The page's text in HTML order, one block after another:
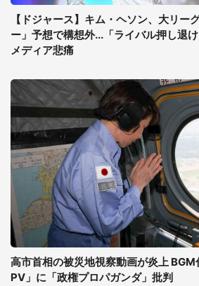
【ドジャース】キム・ヘソン、大リー
ー」予想で構想外...「ライバル押し退
メディア悲痛
高市首相の被災地視察動画が炎上
PV」に「政権プロパガンダ」批判